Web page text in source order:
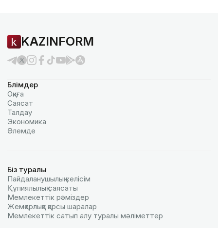
KAZINFORM
Бөлімдер
Оқиға
Саясат
Талдау
Экономика
Әлемде
Біз туралы
Пайдаланушылық келiciм
Құпиялылық саясаты
Мемлекеттік рәміздер
Жемқорлыққа қарсы шаралар
Мемлекеттік сатып алу туралы мәлiметтер